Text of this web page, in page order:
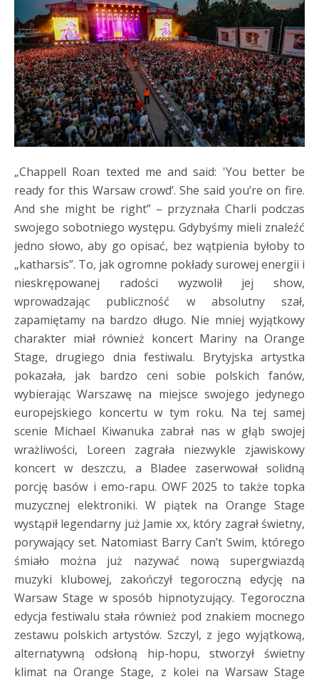
„Chappell Roan texted me and said: 'You better be
ready for this Warsaw crowd’. She said you’re on fire.
And she might be right” – przyznała Charli podczas
swojego sobotniego występu. Gdybyśmy mieli znaleźć
jedno słowo, aby go opisać, bez wątpienia byłoby to
„katharsis”. To, jak ogromne pokłady surowej energii i
nieskrępowanej radości wyzwolił jej show,
wprowadzając publiczność w absolutny szał,
zapamiętamy na bardzo długo. Nie mniej wyjątkowy
charakter miał również koncert Mariny na Orange
Stage, drugiego dnia festiwalu. Brytyjska artystka
pokazała, jak bardzo ceni sobie polskich fanów,
wybierając Warszawę na miejsce swojego jedynego
europejskiego koncertu w tym roku. Na tej samej
scenie Michael Kiwanuka zabrał nas w głąb swojej
wrażliwości, Loreen zagrała niezwykle zjawiskowy
koncert w deszczu, a Bladee zaserwował solidną
porcję basów i emo-rapu. OWF 2025 to także topka
muzycznej elektroniki. W piątek na Orange Stage
wystąpił legendarny już Jamie xx, który zagrał świetny,
porywający set. Natomiast Barry Can’t Swim, którego
śmiało można już nazywać nową supergwiazdą
muzyki klubowej, zakończył tegoroczną edycję na
Warsaw Stage w sposób hipnotyzujący. Tegoroczna
edycja festiwalu stała również pod znakiem mocnego
zestawu polskich artystów. Szczyl, z jego wyjątkową,
alternatywną odsłoną hip-hopu, stworzył świetny
klimat na Orange Stage, z kolei na Warsaw Stage